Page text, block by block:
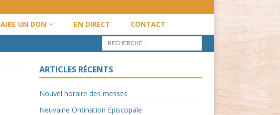
UN DON EN DIRECT CONTACT
ARTICLES RÉCENTS
Nouvel horaire des messes
Neuvaine Ordination Épiscopale